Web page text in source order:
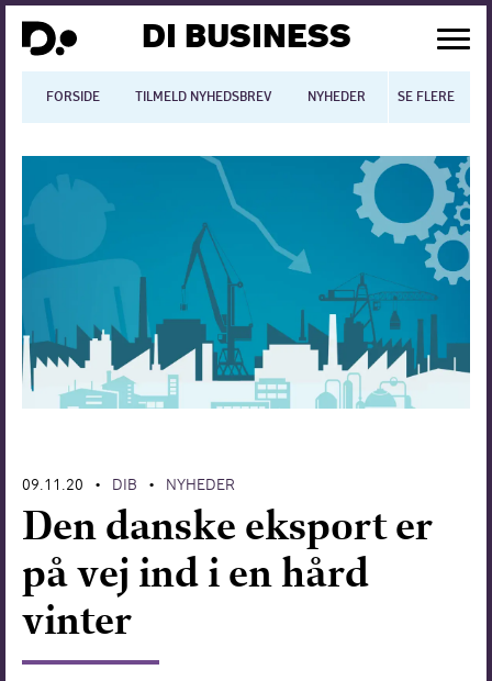
DI BUSINESS
FORSIDE TILMELD NYHEDSBREV NYHEDER BLOGS
SE FLERE
Dansk økonomi
Digitalisering
International økonomi
Arbejdsmiljø
Arbejdsmarkedet
Europapolitik
Forskning
09.11.20 • DIB • NYHEDER
Den danske eksport er
på vej ind i en hård
vinter